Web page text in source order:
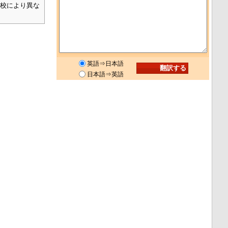
により異な
英語⇒日本語
日本語⇒英語